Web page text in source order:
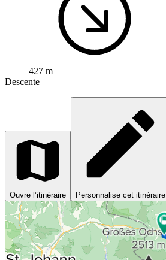
427 m
Descente
Ouvre l’itinéraire Personnalise cet itinéraire